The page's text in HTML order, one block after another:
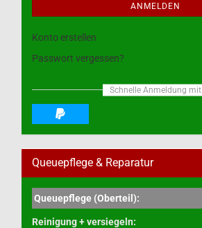
ANMELDEN
Konto erstellen
Passwort vergessen?
Schnelle Anmeldung mit
Queuepflege & Reparatur
Queuepflege (Oberteil):
Reinigung + versiegeln: